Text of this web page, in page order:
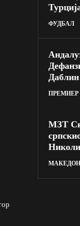
ФУДБАЛ
ПРЕМИЕР
МЗТ